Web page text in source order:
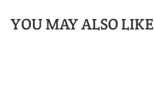
YOU MAY ALSO LIKE